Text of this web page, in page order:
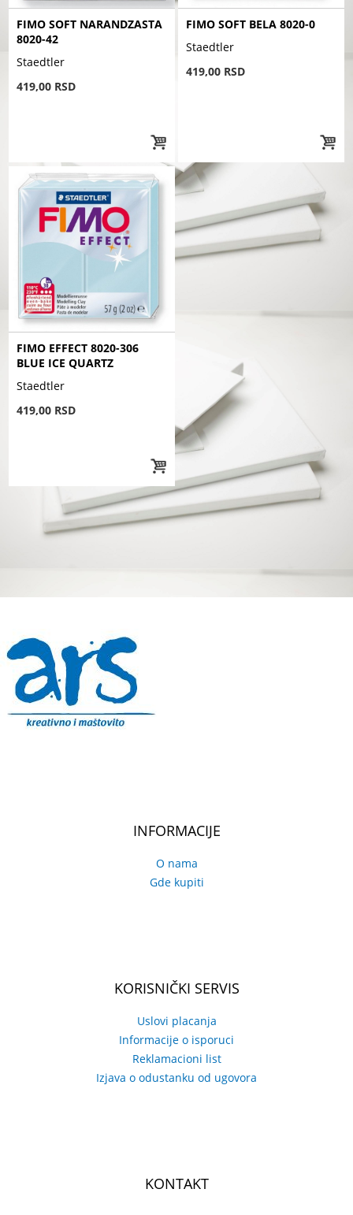
FIMO SOFT NARANDZASTA
8020-42
Staedtler
419,00 RSD
FIMO SOFT BELA 8020-0
Staedtler
419,00 RSD
FIMO EFFECT 8020-306
BLUE ICE QUARTZ
Staedtler
419,00 RSD
INFORMACIJE
O nama
Gde kupiti
KORISNIČKI SERVIS
Uslovi placanja
Informacije o isporuci
Reklamacioni list
Izjava o odustanku od ugovora
KONTAKT